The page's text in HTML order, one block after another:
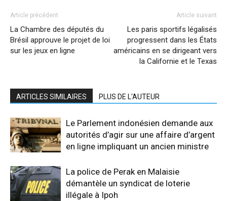
Article précédent
La Chambre des députés du
Brésil approuve le projet de loi
sur les jeux en ligne
Article suivant
Les paris sportifs légalisés
progressent dans les États
américains en se dirigeant vers
la Californie et le Texas
ARTICLES SIMILAIRES PLUS DE L'AUTEUR
Le Parlement indonésien demande aux
autorités d’agir sur une affaire d’argent
en ligne impliquant un ancien ministre
La police de Perak en Malaisie
démantèle un syndicat de loterie
illégale à Ipoh